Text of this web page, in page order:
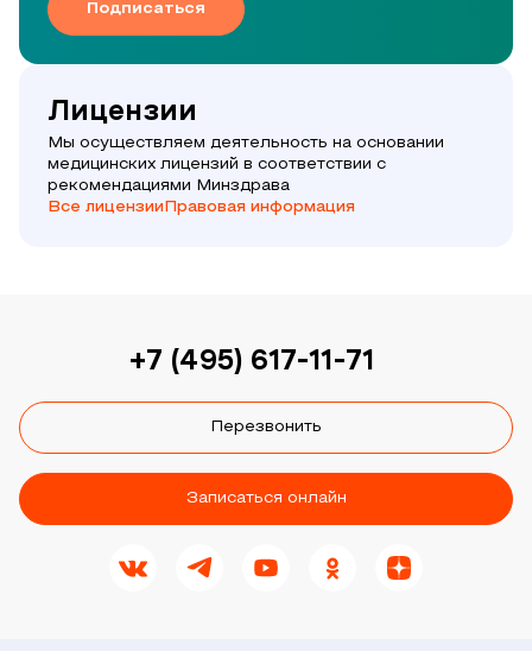
Подписаться
Лицензии
Мы осуществляем деятельность на основании
медицинских лицензий в соответствии с
рекомендациями Минздрава
Все лицензии Правовая информация
+7 (495) 617-11-71
Перезвонить
Записаться онлайн